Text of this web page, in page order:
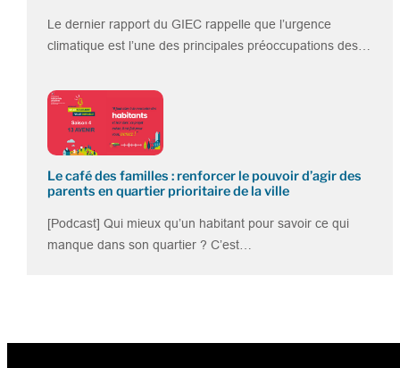
Le dernier rapport du GIEC rappelle que l’urgence
climatique est l’une des principales préoccupations des…
Le café des familles : renforcer le pouvoir d’agir des
parents en quartier prioritaire de la ville
[Podcast] Qui mieux qu’un habitant pour savoir ce qui
manque dans son quartier ? C’est…